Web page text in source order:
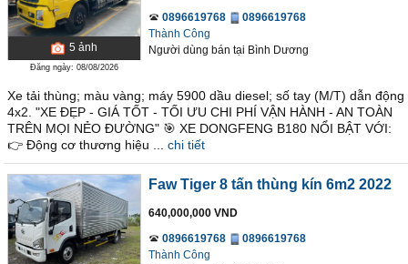
5 ảnh
Đăng ngày: 08/08/2026
0896619768
0896619768
Thành Công
Người dùng bán tại Bình Dương
Xe tải thùng; màu vàng; máy 5900 dầu diesel; số tay (M/T) dẫn động
4x2. "XE ĐẸP - GIÁ TỐT - TỐI ƯU CHI PHÍ VẬN HÀNH - AN TOÀN
TRÊN MỌI NẺO ĐƯỜNG" 🎯 XE DONGFENG B180 NỔI BẬT VỚI:
👉 Động cơ thương hiệu ...
chi tiết
Faw Tiger 8 tấn thùng kín 6m2 2022
640,000,000 VND
0896619768
0896619768
Thành Công